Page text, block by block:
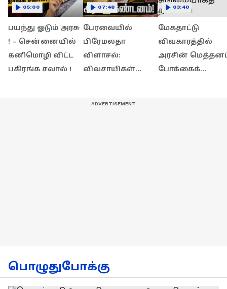
பயந்து ஓடும் அரசு
! – சென்னையில்
கனிமொழி விட்ட
பகிரங்க சவால் !
05:00
பேரவையில்
பிரேமலதா
விளாசல்:
விவசாயிகள்
07:48
மேகதாட்டு
விவகாரத்தில்
அரசின்
போக்கைக்
03:40
பொழுதுபோக்கு